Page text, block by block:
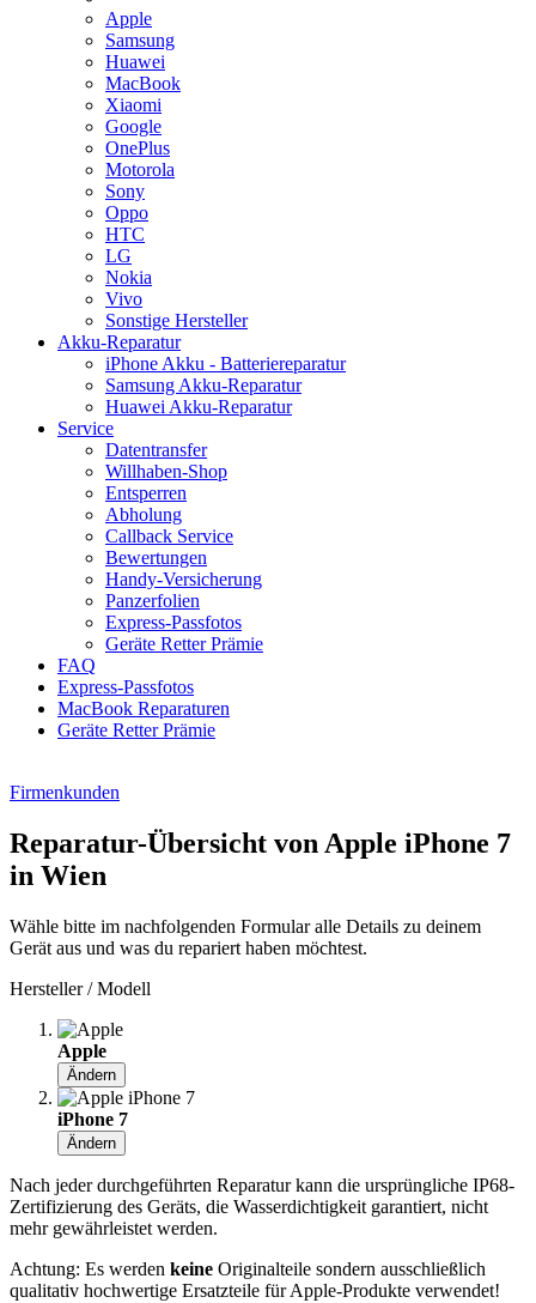
Apple
Samsung
Huawei
MacBook
Xiaomi
Google
OnePlus
Motorola
Sony
Oppo
HTC
LG
Nokia
Vivo
Sonstige Hersteller
Akku-Reparatur
iPhone Akku - Batteriereparatur
Samsung Akku-Reparatur
Huawei Akku-Reparatur
Service
Datentransfer
Willhaben-Shop
Entsperren
Abholung
Callback Service
Bewertungen
Handy-Versicherung
Panzerfolien
Express-Passfotos
Geräte Retter Prämie
FAQ
Express-Passfotos
MacBook Reparaturen
Geräte Retter Prämie
Firmenkunden
Reparatur-Übersicht von Apple iPhone 7
in Wien
Wähle bitte im nachfolgenden Formular alle Details zu deinem
Gerät aus und was du repariert haben möchtest.
Hersteller / Modell
Apple
Ändern
iPhone 7
Ändern
Nach jeder durchgeführten Reparatur kann die ursprüngliche IP68-
Zertifizierung des Geräts, die Wasserdichtigkeit garantiert, nicht
mehr gewährleistet werden.
Achtung: Es werden keine Originalteile sondern ausschließlich
qualitativ hochwertige Ersatzteile für Apple-Produkte verwendet!